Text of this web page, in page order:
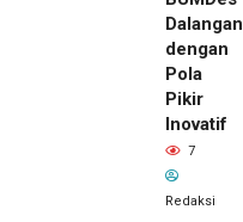
Dalangan
dengan
Pola
Pikir
Inovatif
7
Redaksi
1 hari lalu
Pemilik
Royal
Phone